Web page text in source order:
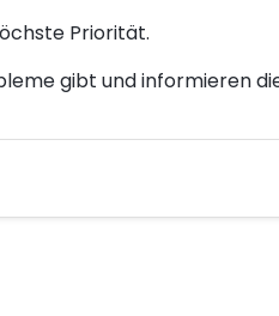
Priorität.
gibt und informieren